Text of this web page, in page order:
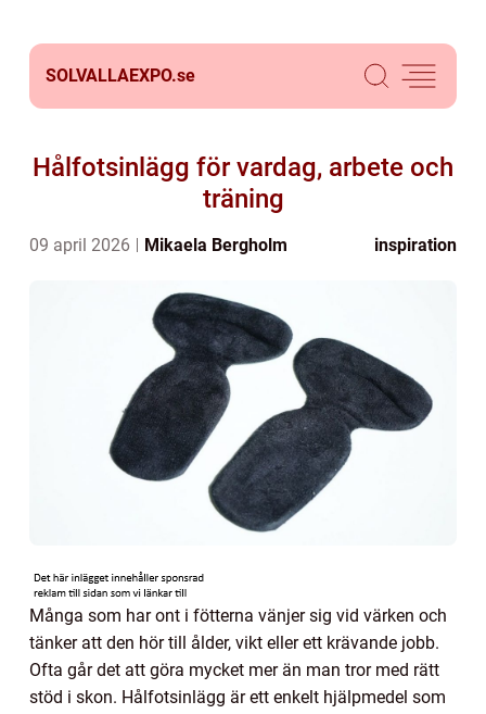
SOLVALLAEXPO.se
Hålfotsinlägg för vardag, arbete och
träning
09 april 2026 Mikaela Bergholm inspiration
Många som har ont i fötterna vänjer sig vid värken och
tänker att den hör till ålder, vikt eller ett krävande jobb.
Ofta går det att göra mycket mer än man tror med rätt
stöd i skon. Hålfotsinlägg är ett enkelt hjälpmedel som